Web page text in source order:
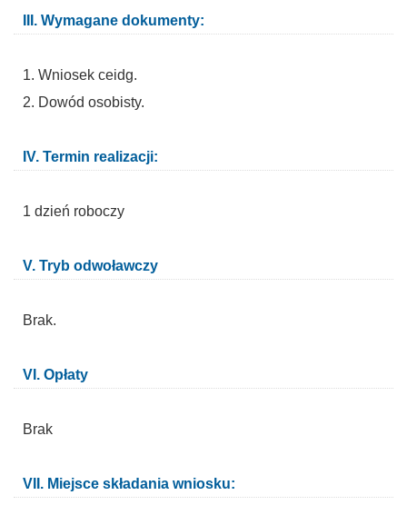
III. Wymagane dokumenty:
1. Wniosek ceidg.
2. Dowód osobisty.
IV. Termin realizacji:
1 dzień roboczy
V. Tryb odwoławczy
Brak.
VI. Opłaty
Brak
VII. Miejsce składania wniosku: